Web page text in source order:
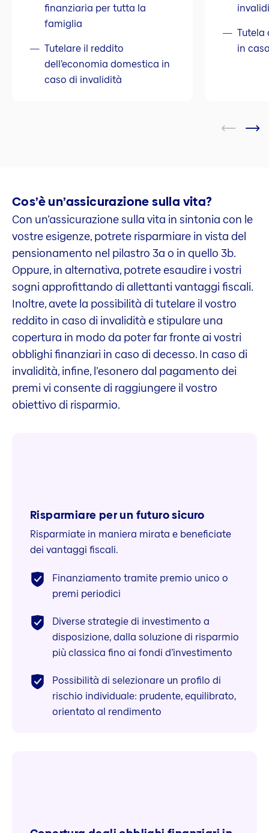
finanziaria per tutta la
famiglia
Tutelare il reddito
dell’economia domestica in
caso di invalidità
Tutela
in
Cos’è un’assicurazione sulla vita?
Con un’assicurazione sulla vita in sintonia con le
vostre esigenze, potrete risparmiare in vista del
pensionamento nel pilastro 3a o in quello 3b.
Oppure, in alternativa, potrete esaudire i vostri
sogni approfittando di allettanti vantaggi fiscali.
Inoltre, avete la possibilità di tutelare il vostro
reddito in caso di invalidità e stipulare una
copertura in modo da poter far fronte ai vostri
obblighi finanziari in caso di decesso. In caso di
invalidità, infine, l’esonero dal pagamento dei
premi vi consente di raggiungere il vostro
obiettivo di risparmio.
Risparmiare per un futuro sicuro
Risparmiate in maniera mirata e beneficiate
dei vantaggi fiscali.
Finanziamento tramite premio unico o
premi periodici
Diverse strategie di investimento a
disposizione, dalla soluzione di risparmio
più classica fino ai fondi d’investimento
Possibilità di selezionare un profilo di
rischio individuale: prudente, equilibrato,
orientato al rendimento